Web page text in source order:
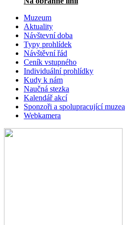
Muzeum
Aktuality
Návštevní doba
Typy prohlídek
Návštěvní řád
Ceník vstupného
Individuální prohlídky
Kudy k nám
Naučná stezka
Kalendář akcí
Sponzoři a spolupracující muzea
Webkamera